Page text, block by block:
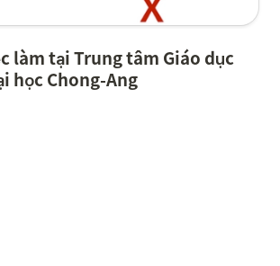
làm tại Trung tâm Giáo dục
học Chong-Ang